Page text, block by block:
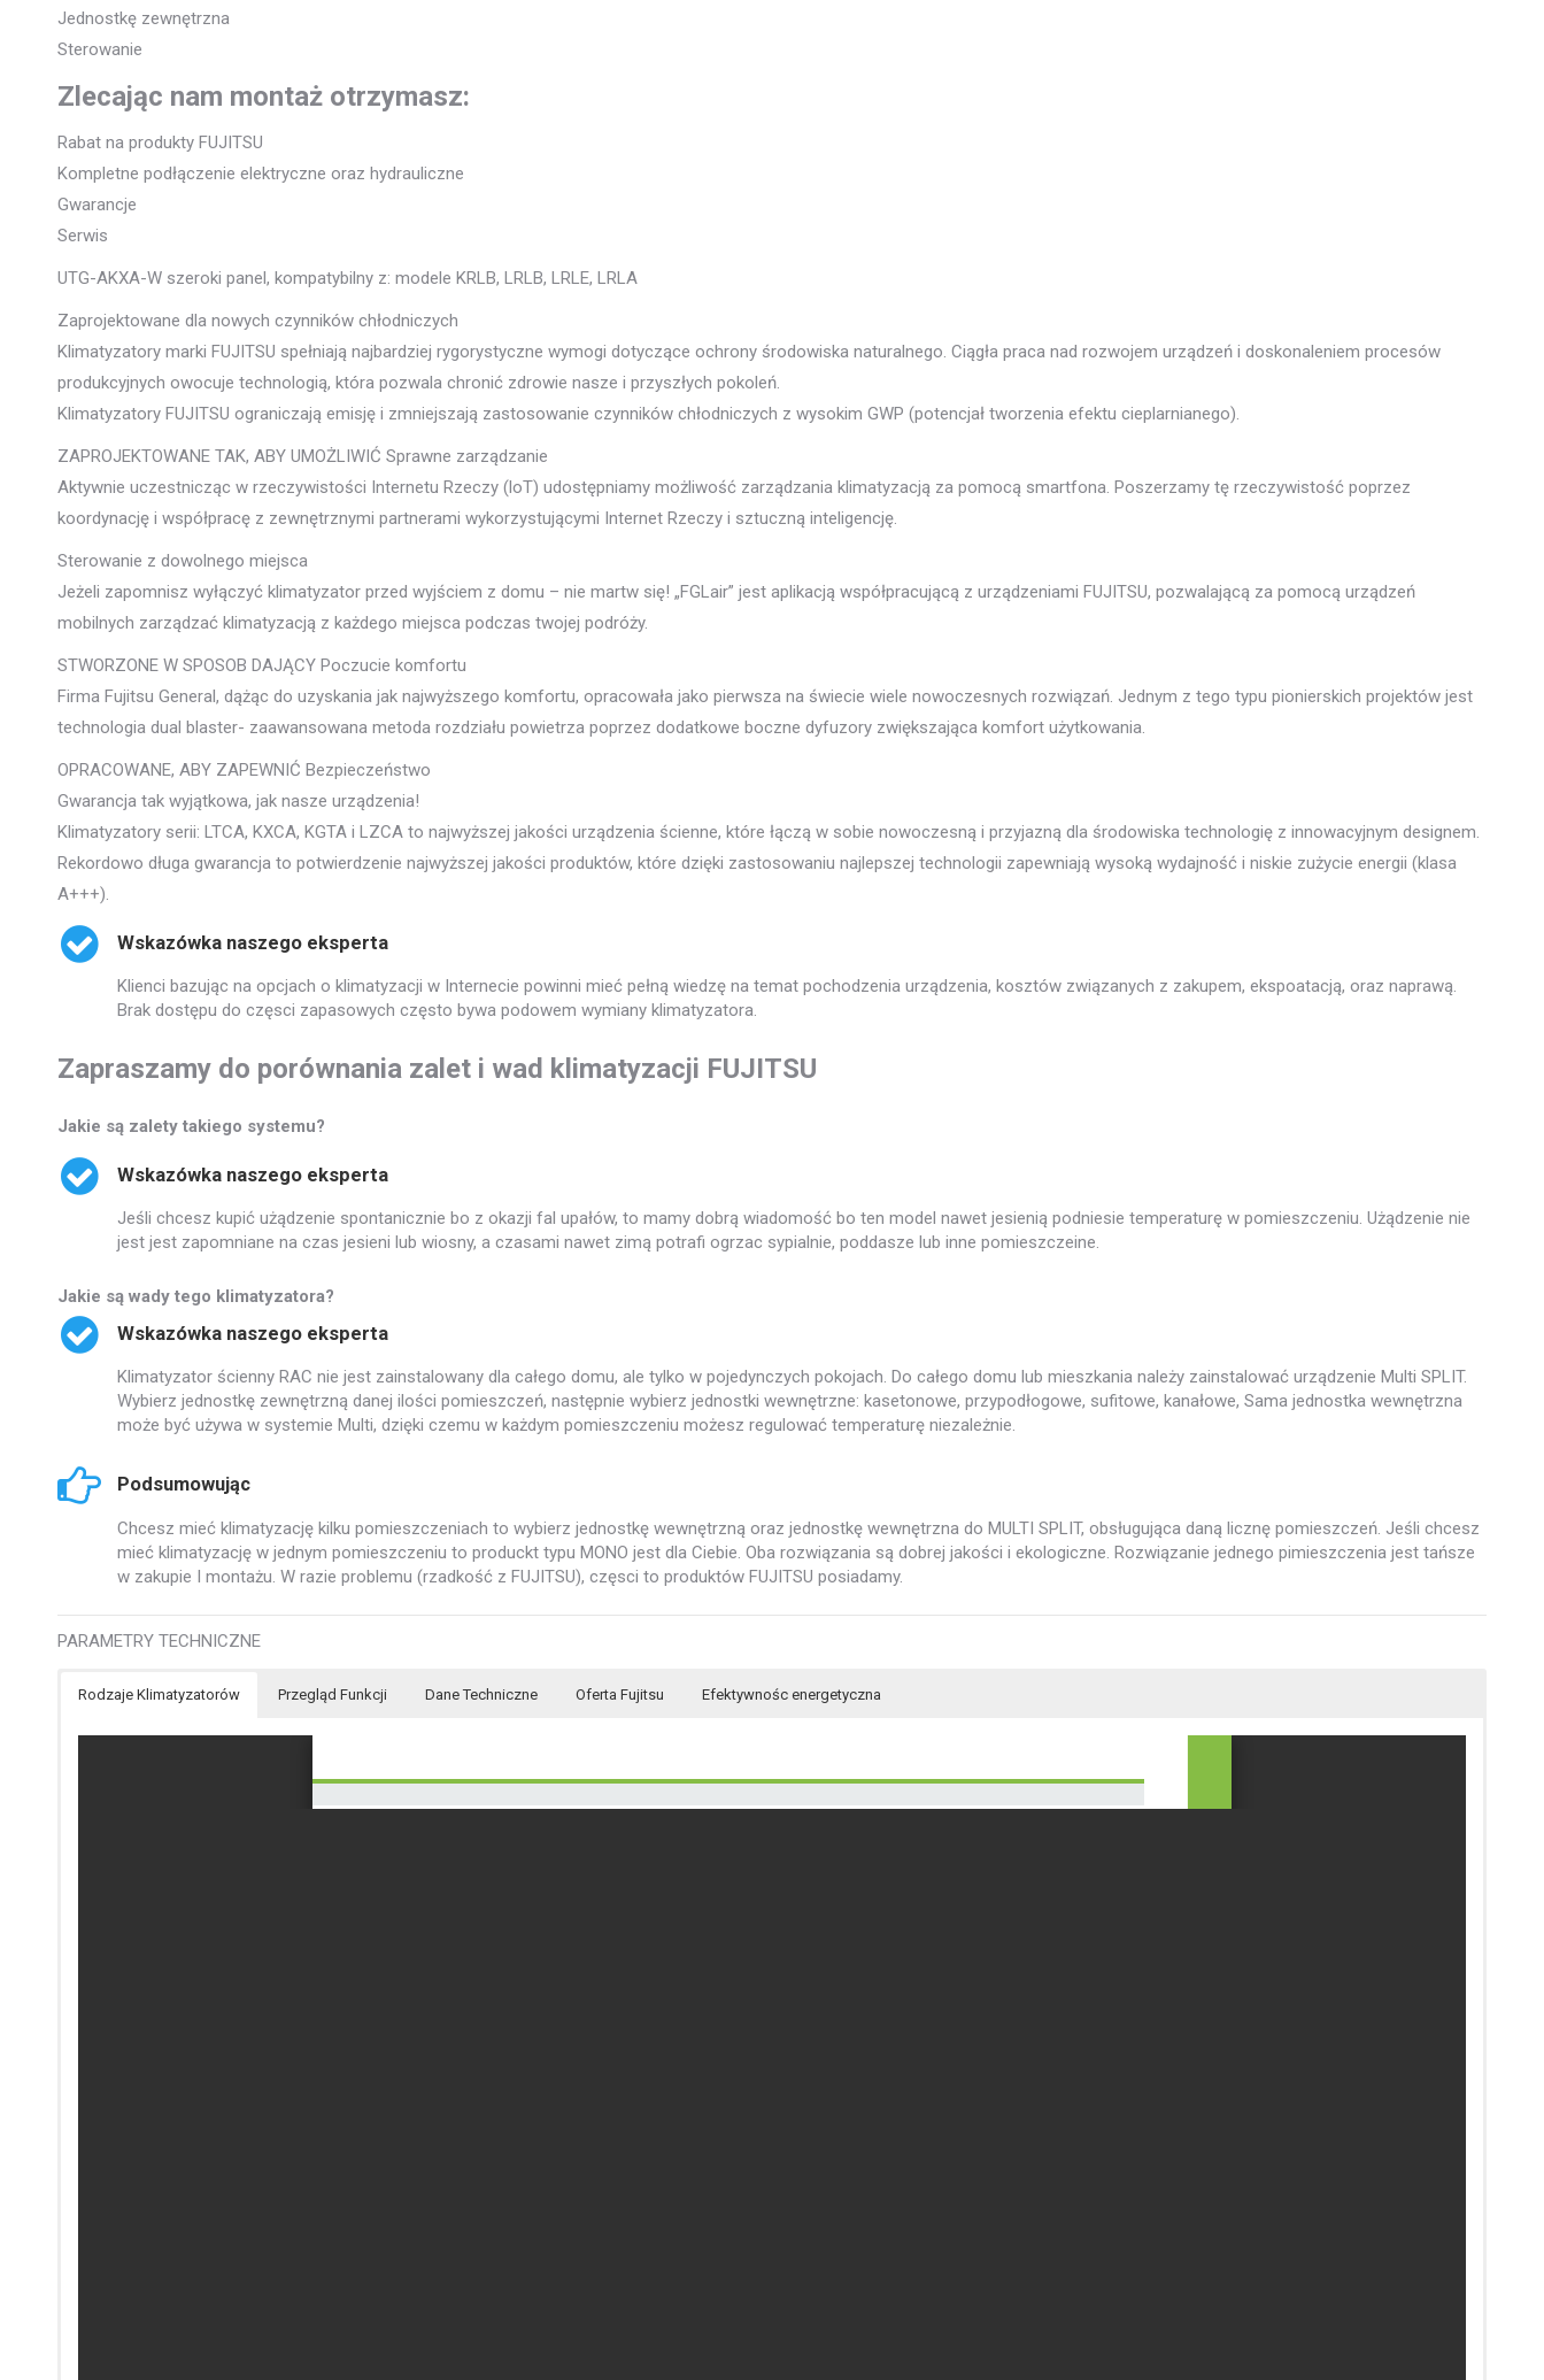
Jednostkę zewnętrzna
Sterowanie
Zlecając nam montaż otrzymasz:
Rabat na produkty FUJITSU
Kompletne podłączenie elektryczne oraz hydrauliczne
Gwarancje
Serwis
UTG-AKXA-W szeroki panel, kompatybilny z: modele KRLB, LRLB, LRLE, LRLA
Zaprojektowane dla nowych czynników chłodniczych
Klimatyzatory marki FUJITSU spełniają najbardziej rygorystyczne wymogi dotyczące ochrony środowiska naturalnego. Ciągła praca nad rozwojem urządzeń i doskonaleniem procesów
produkcyjnych owocuje technologią, która pozwala chronić zdrowie nasze i przyszłych pokoleń.
Klimatyzatory FUJITSU ograniczają emisję i zmniejszają zastosowanie czynników chłodniczych z wysokim GWP (potencjał tworzenia efektu cieplarnianego).
ZAPROJEKTOWANE TAK, ABY UMOŻLIWIĆ Sprawne zarządzanie
Aktywnie uczestnicząc w rzeczywistości Internetu Rzeczy (loT) udostępniamy możliwość zarządzania klimatyzacją za pomocą smartfona. Poszerzamy tę rzeczywistość poprzez
koordynację i współpracę z zewnętrznymi partnerami wykorzystującymi Internet Rzeczy i sztuczną inteligencję.
Sterowanie z dowolnego miejsca
Jeżeli zapomnisz wyłączyć klimatyzator przed wyjściem z domu – nie martw się! „FGLair” jest aplikacją współpracującą z urządzeniami FUJITSU, pozwalającą za pomocą urządzeń
mobilnych zarządzać klimatyzacją z każdego miejsca podczas twojej podróży.
STWORZONE W SPOSOB DAJĄCY Poczucie komfortu
Firma Fujitsu General, dążąc do uzyskania jak najwyższego komfortu, opracowała jako pierwsza na świecie wiele nowoczesnych rozwiązań. Jednym z tego typu pionierskich projektów jest
technologia dual blaster- zaawansowana metoda rozdziału powietrza poprzez dodatkowe boczne dyfuzory zwiększająca komfort użytkowania.
OPRACOWANE, ABY ZAPEWNIĆ Bezpieczeństwo
Gwarancja tak wyjątkowa, jak nasze urządzenia!
Klimatyzatory serii: LTCA, KXCA, KGTA i LZCA to najwyższej jakości urządzenia ścienne, które łączą w sobie nowoczesną i przyjazną dla środowiska technologię z innowacyjnym designem.
Rekordowo długa gwarancja to potwierdzenie najwyższej jakości produktów, które dzięki zastosowaniu najlepszej technologii zapewniają wysoką wydajność i niskie zużycie energii (klasa
A+++).
Wskazówka naszego eksperta
Klienci bazując na opcjach o klimatyzacji w Internecie powinni mieć pełną wiedzę na temat pochodzenia urządzenia, kosztów związanych z zakupem, ekspoatacją, oraz naprawą.
Brak dostępu do częsci zapasowych często bywa podowem wymiany klimatyzatora.
Zapraszamy do porównania zalet i wad klimatyzacji FUJITSU
Jakie są zalety takiego systemu?
Wskazówka naszego eksperta
Jeśli chcesz kupić użądzenie spontanicznie bo z okazji fal upałów, to mamy dobrą wiadomość bo ten model nawet jesienią podniesie temperaturę w pomieszczeniu. Użądzenie nie
jest jest zapomniane na czas jesieni lub wiosny, a czasami nawet zimą potrafi ogrzac sypialnie, poddasze lub inne pomieszczeine.
Jakie są wady tego klimatyzatora?
Wskazówka naszego eksperta
Klimatyzator ścienny RAC nie jest zainstalowany dla całego domu, ale tylko w pojedynczych pokojach. Do całego domu lub mieszkania należy zainstalować urządzenie Multi SPLIT.
Wybierz jednostkę zewnętrzną danej ilości pomieszczeń, następnie wybierz jednostki wewnętrzne: kasetonowe, przypodłogowe, sufitowe, kanałowe, Sama jednostka wewnętrzna
może być używa w systemie Multi, dzięki czemu w każdym pomieszczeniu możesz regulować temperaturę niezależnie.
Podsumowując
Chcesz mieć klimatyzację kilku pomieszczeniach to wybierz jednostkę wewnętrzną oraz jednostkę wewnętrzna do MULTI SPLIT, obsługująca daną licznę pomieszczeń. Jeśli chcesz
mieć klimatyzację w jednym pomieszczeniu to produckt typu MONO jest dla Ciebie. Oba rozwiązania są dobrej jakości i ekologiczne. Rozwiązanie jednego pimieszczenia jest tańsze
w zakupie I montażu. W razie problemu (rzadkość z FUJITSU), częsci to produktów FUJITSU posiadamy.
PARAMETRY TECHNICZNE
Rodzaje Klimatyzatorów Przegląd Funkcji Dane Techniczne Oferta Fujitsu Efektywnośc energetyczna